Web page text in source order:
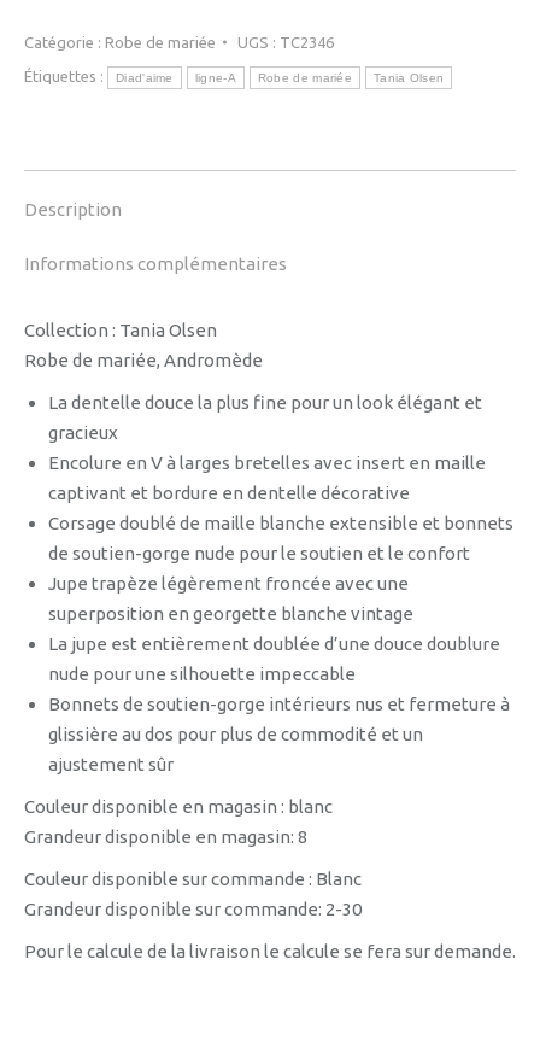
Catégorie : Robe de mariée UGS : TC2346
Étiquettes :
Diad'aime ligne-A Robe de mariée Tania Olsen
Description
Informations complémentaires
Collection : Tania Olsen
Robe de mariée, Andromède
La dentelle douce la plus fine pour un look élégant et
gracieux
Encolure en V à larges bretelles avec insert en maille
captivant et bordure en dentelle décorative
Corsage doublé de maille blanche extensible et bonnets
de soutien-gorge nude pour le soutien et le confort
Jupe trapèze légèrement froncée avec une
superposition en georgette blanche vintage
La jupe est entièrement doublée d’une douce doublure
nude pour une silhouette impeccable
Bonnets de soutien-gorge intérieurs nus et fermeture à
glissière au dos pour plus de commodité et un
ajustement sûr
Couleur disponible en magasin : blanc
Grandeur disponible en magasin: 8
Couleur disponible sur commande : Blanc
Grandeur disponible sur commande: 2-30
Pour le calcule de la livraison le calcule se fera sur demande.